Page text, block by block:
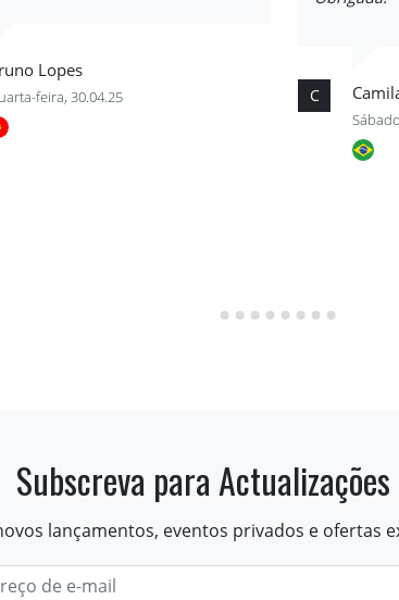
Lopes
feira, 30.04.25 C
Subscreva para
lançamentos, eventos privados e ofertas